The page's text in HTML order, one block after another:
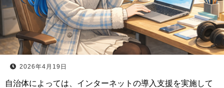
2026年4月19日
自治体によっては、インターネットの導入支援を実施して